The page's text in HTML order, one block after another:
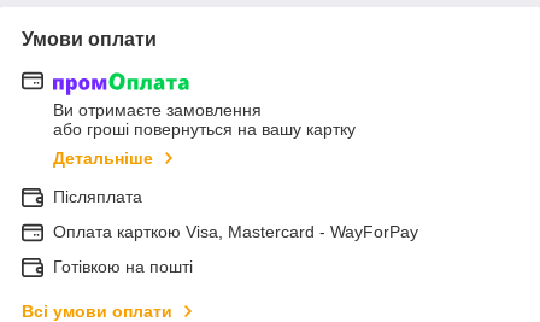
Умови оплати
Ви отримаєте замовлення
або гроші повернуться на вашу картку
Детальніше
Післяплата
Оплата карткою Visa, Mastercard - WayForPay
Готівкою на пошті
Всі умови оплати